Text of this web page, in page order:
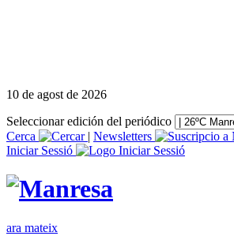
10 de agost de 2026
Seleccionar edición del periódico
Cerca
| Newsletters
Iniciar Sessió
ara mateix